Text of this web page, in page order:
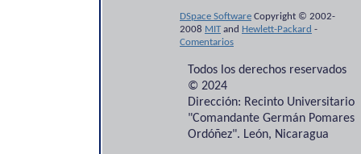
DSpace Software Copyright © 2002-
2008 MITand Hewlett-Packard -
Comentarios
Todos los derechos reservados
© 2024
Dirección: Recinto Universitario
"Comandante Germán Pomares
Ordóñez". León, Nicaragua